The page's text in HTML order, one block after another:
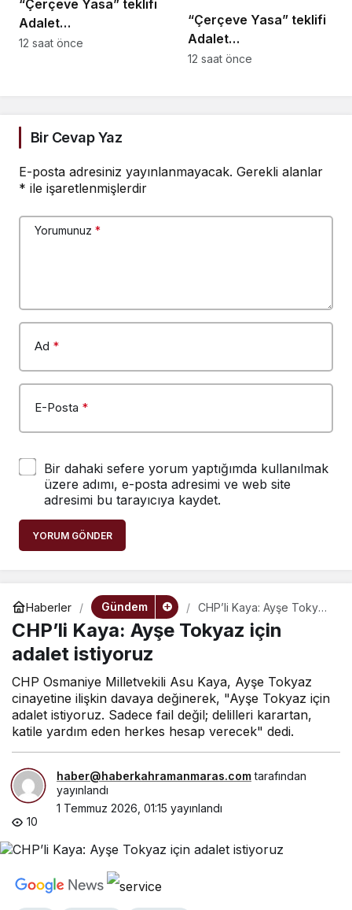
“Çerçeve Yasa” teklifi
Adalet
Komisyonu’nda… İYİ
12 saat önce
“Çerçeve Yasa” teklifi
Adalet
Komisyonu’nda… İYİ
12 saat önce
Bir Cevap Yaz
E-posta adresiniz yayınlanmayacak. Gerekli alanlar
* ile işaretlenmişlerdir
Yorumunuz *
Ad *
E-Posta *
Bir dahaki sefere yorum yaptığımda kullanılmak
üzere adımı, e-posta adresimi ve web site
adresimi bu tarayıcıya kaydet.
YORUM GÖNDER
Haberler Gündem
CHP’li Kaya: Ayşe Tokyaz
için adalet istiyoruz
CHP’li Kaya: Ayşe Tokyaz için
adalet istiyoruz
CHP Osmaniye Milletvekili Asu Kaya, Ayşe Tokyaz
cinayetine ilişkin davaya değinerek, "Ayşe Tokyaz için
adalet istiyoruz. Sadece fail değil; delilleri karartan,
katile yardım eden herkes hesap verecek" dedi.
haber@haberkahramanmaras.comtarafından
yayınlandı
1 Temmuz 2026, 01:15 yayınlandı
10